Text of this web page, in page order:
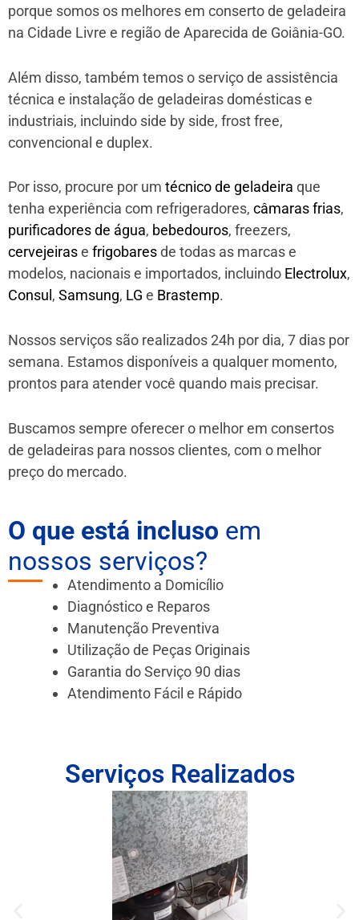
porque somos os melhores em conserto de geladeira
na Cidade Livre e região de Aparecida de Goiânia-GO.
Além disso, também temos o serviço de assistência
técnica e instalação de geladeiras domésticas e
industriais, incluindo side by side, frost free,
convencional e duplex.
Por isso, procure por um técnico de geladeira que
tenha experiência com refrigeradores, câmaras frias,
purificadores de água, bebedouros, freezers,
cervejeirase frigobaresde todas as marcas e
modelos, nacionais e importados, incluindo Electrolux,
Consul , Samsung, LG e Brastemp.
Nossos serviços são realizados 24h por dia, 7 dias por
semana. Estamos disponíveis a qualquer momento,
prontos para atender você quando mais precisar.
Buscamos sempre oferecer o melhor em consertos
de geladeiras para nossos clientes, com o melhor
preço do mercado.
O que está incluso em
nossos serviços?
Atendimento a Domicílio
Diagnóstico e Reparos
Manutenção Preventiva
Utilização de Peças Originais
Garantia do Serviço 90 dias
Atendimento Fácil e Rápido
Serviços Realizados